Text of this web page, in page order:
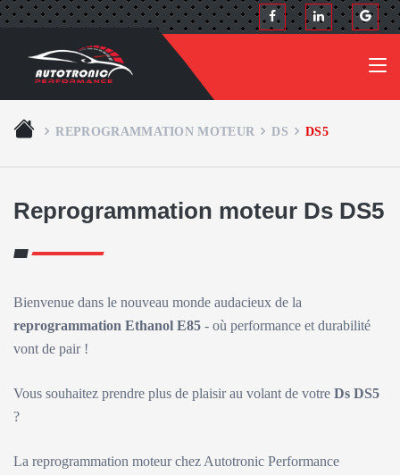
REPROGRAMMATION MOTEUR DS DS5
Reprogrammation moteur Ds DS5
Bienvenue dans le nouveau monde audacieux de la
reprogrammation Ethanol E85 - où performance et durabilité
vont de pair !
Vous souhaitez prendre plus de plaisir au volant de votre Ds DS5
?
La reprogrammation moteur chez Autotronic Performance